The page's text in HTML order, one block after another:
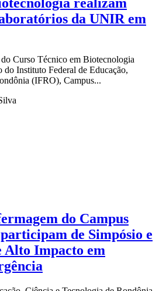
realizam
da UNIR em
Curso Técnico em Biotecnologia
Instituto Federal de Educação,
(IFRO), Campus...
do Campus
de Simpósio e
Alto Impacto em